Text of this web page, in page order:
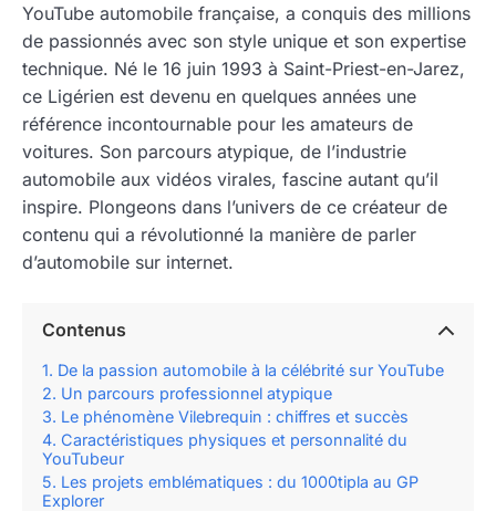
YouTube automobile française, a conquis des millions
de passionnés avec son style unique et son expertise
technique. Né le 16 juin 1993 à Saint-Priest-en-Jarez,
ce Ligérien est devenu en quelques années une
référence incontournable pour les amateurs de
voitures. Son parcours atypique, de l’industrie
automobile aux vidéos virales, fascine autant qu’il
inspire. Plongeons dans l’univers de ce créateur de
contenu qui a révolutionné la manière de parler
d’automobile sur internet.
Contenus
De la passion automobile à la célébrité sur YouTube
Un parcours professionnel atypique
Le phénomène Vilebrequin : chiffres et succès
Caractéristiques physiques et personnalité du
YouTubeur
Les projets emblématiques : du 1000tipla au GP
Explorer